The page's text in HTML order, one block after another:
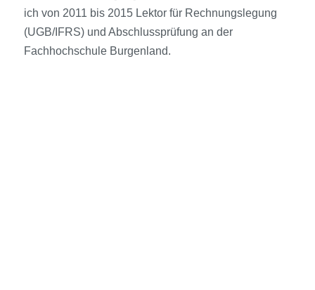
ich von 2011 bis 2015 Lektor für Rechnungslegung
(UGB/IFRS) und Abschlussprüfung an der
Fachhochschule Burgenland.